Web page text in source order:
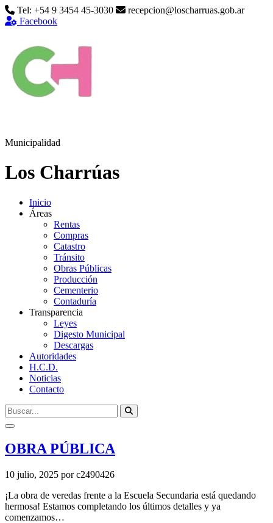
Tel: +54 9 3454 45-3030
recepcion@loscharruas.gob.ar
Facebook
Municipalidad
Los Charrúas
Inicio
Áreas
Rentas
Compras
Catastro
Tránsito
Obras Públicas
Producción
Cementerio
Contaduría
Transparencia
Leyes
Digesto Municipal
Descargas
Autoridades
H.C.D.
Noticias
Contacto
OBRA PÚBLICA
10 julio, 2025 por c2490426
¡La obra de veredas frente a la Escuela Secundaria está quedando
hermosa! Estamos completando los últimos detalles y ya
comenzamos…